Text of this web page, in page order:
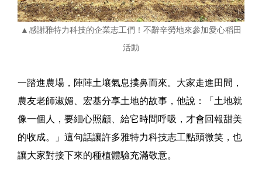
▲感謝雅特力科技的企業志工們！不辭辛勞地來參加愛心稻田
活動
一踏進農場，陣陣土壤氣息撲鼻而來。大家走進田間，
農友老師淑媚、宏基分享土地的故事，他說：「土地就
像一個人，要細心照顧、給它時間呼吸，才會回報甜美
的收成。」這句話讓許多雅特力科技志工點頭微笑，也
讓大家對接下來的種植體驗充滿敬意。